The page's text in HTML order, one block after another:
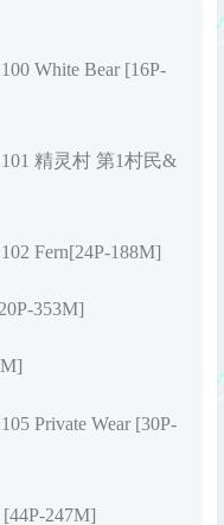
White Bear [16P-
精灵村 第1村民&
Fern[24P-188M]
353M]
Private Wear [30P-
247M]